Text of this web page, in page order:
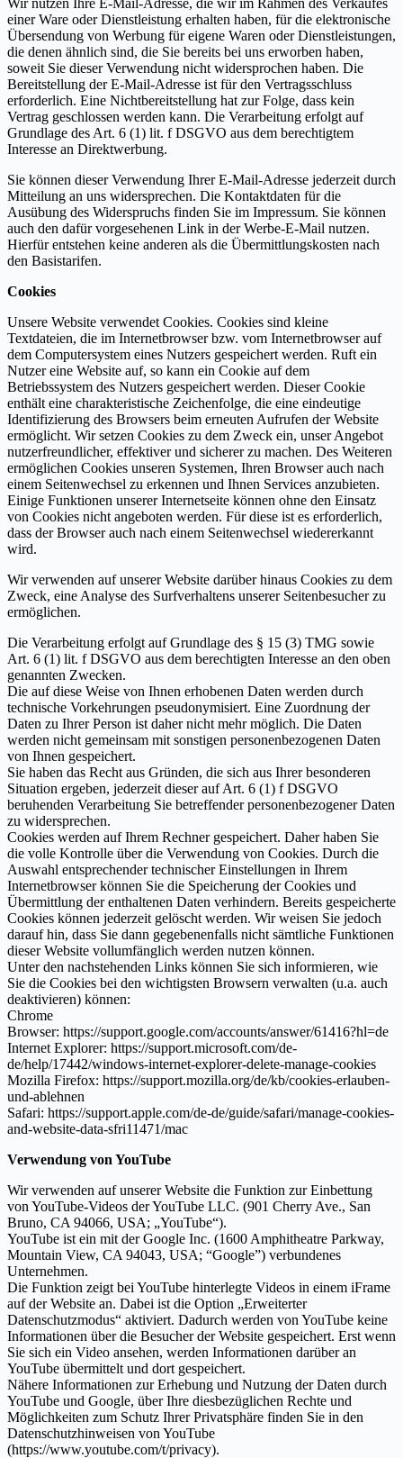
einer Ware oder Dienstleistung erhalten haben, für die elektronische
Übersendung von Werbung für eigene Waren oder Dienstleistungen,
die denen ähnlich sind, die Sie bereits bei uns erworben haben,
soweit Sie dieser Verwendung nicht widersprochen haben. Die
Bereitstellung der E-Mail-Adresse ist für den Vertragsschluss
erforderlich. Eine Nichtbereitstellung hat zur Folge, dass kein
Vertrag geschlossen werden kann. Die Verarbeitung erfolgt auf
Grundlage des Art. 6 (1) lit. f DSGVO aus dem berechtigtem
Interesse an Direktwerbung.
Sie können dieser Verwendung Ihrer E-Mail-Adresse jederzeit durch
Mitteilung an uns widersprechen. Die Kontaktdaten für die
Ausübung des Widerspruchs finden Sie im Impressum. Sie können
auch den dafür vorgesehenen Link in der Werbe-E-Mail nutzen.
Hierfür entstehen keine anderen als die Übermittlungskosten nach
den Basistarifen.
Cookies
Unsere Website verwendet Cookies. Cookies sind kleine
Textdateien, die im Internetbrowser bzw. vom Internetbrowser auf
dem Computersystem eines Nutzers gespeichert werden. Ruft ein
Nutzer eine Website auf, so kann ein Cookie auf dem
Betriebssystem des Nutzers gespeichert werden. Dieser Cookie
enthält eine charakteristische Zeichenfolge, die eine eindeutige
Identifizierung des Browsers beim erneuten Aufrufen der Website
ermöglicht. Wir setzen Cookies zu dem Zweck ein, unser Angebot
nutzerfreundlicher, effektiver und sicherer zu machen. Des Weiteren
ermöglichen Cookies unseren Systemen, Ihren Browser auch nach
einem Seitenwechsel zu erkennen und Ihnen Services anzubieten.
Einige Funktionen unserer Internetseite können ohne den Einsatz
von Cookies nicht angeboten werden. Für diese ist es erforderlich,
dass der Browser auch nach einem Seitenwechsel wiedererkannt
wird.
Wir verwenden auf unserer Website darüber hinaus Cookies zu dem
Zweck, eine Analyse des Surfverhaltens unserer Seitenbesucher zu
ermöglichen.
Die Verarbeitung erfolgt auf Grundlage des § 15 (3) TMG sowie
Art. 6 (1) lit. f DSGVO aus dem berechtigten Interesse an den oben
genannten Zwecken.
Die auf diese Weise von Ihnen erhobenen Daten werden durch
technische Vorkehrungen pseudonymisiert. Eine Zuordnung der
Daten zu Ihrer Person ist daher nicht mehr möglich. Die Daten
werden nicht gemeinsam mit sonstigen personenbezogenen Daten
von Ihnen gespeichert.
Sie haben das Recht aus Gründen, die sich aus Ihrer besonderen
Situation ergeben, jederzeit dieser auf Art. 6 (1) f DSGVO
beruhenden Verarbeitung Sie betreffender personenbezogener Daten
zu widersprechen.
Cookies werden auf Ihrem Rechner gespeichert. Daher haben Sie
die volle Kontrolle über die Verwendung von Cookies. Durch die
Auswahl entsprechender technischer Einstellungen in Ihrem
Internetbrowser können Sie die Speicherung der Cookies und
Übermittlung der enthaltenen Daten verhindern. Bereits gespeicherte
Cookies können jederzeit gelöscht werden. Wir weisen Sie jedoch
darauf hin, dass Sie dann gegebenenfalls nicht sämtliche Funktionen
dieser Website vollumfänglich werden nutzen können.
Unter den nachstehenden Links können Sie sich informieren, wie
Sie die Cookies bei den wichtigsten Browsern verwalten (u.a. auch
deaktivieren) können:
Chrome
Browser: https://support.google.com/accounts/answer/61416?hl=de
Internet Explorer: https://support.microsoft.com/de-
de/help/17442/windows-internet-explorer-delete-manage-cookies
Mozilla Firefox: https://support.mozilla.org/de/kb/cookies-erlauben-
und-ablehnen
Safari: https://support.apple.com/de-de/guide/safari/manage-cookies-
and-website-data-sfri11471/mac
Verwendung von YouTube
Wir verwenden auf unserer Website die Funktion zur Einbettung
von YouTube-Videos der YouTube LLC. (901 Cherry Ave., San
Bruno, CA 94066, USA; „YouTube“).
YouTube ist ein mit der Google Inc. (1600 Amphitheatre Parkway,
Mountain View, CA 94043, USA; “Google”) verbundenes
Unternehmen.
Die Funktion zeigt bei YouTube hinterlegte Videos in einem iFrame
auf der Website an. Dabei ist die Option „Erweiterter
Datenschutzmodus“ aktiviert. Dadurch werden von YouTube keine
Informationen über die Besucher der Website gespeichert. Erst wenn
Sie sich ein Video ansehen, werden Informationen darüber an
YouTube übermittelt und dort gespeichert.
Nähere Informationen zur Erhebung und Nutzung der Daten durch
YouTube und Google, über Ihre diesbezüglichen Rechte und
Möglichkeiten zum Schutz Ihrer Privatsphäre finden Sie in den
Datenschutzhinweisen von YouTube
(https://www.youtube.com/t/privacy).